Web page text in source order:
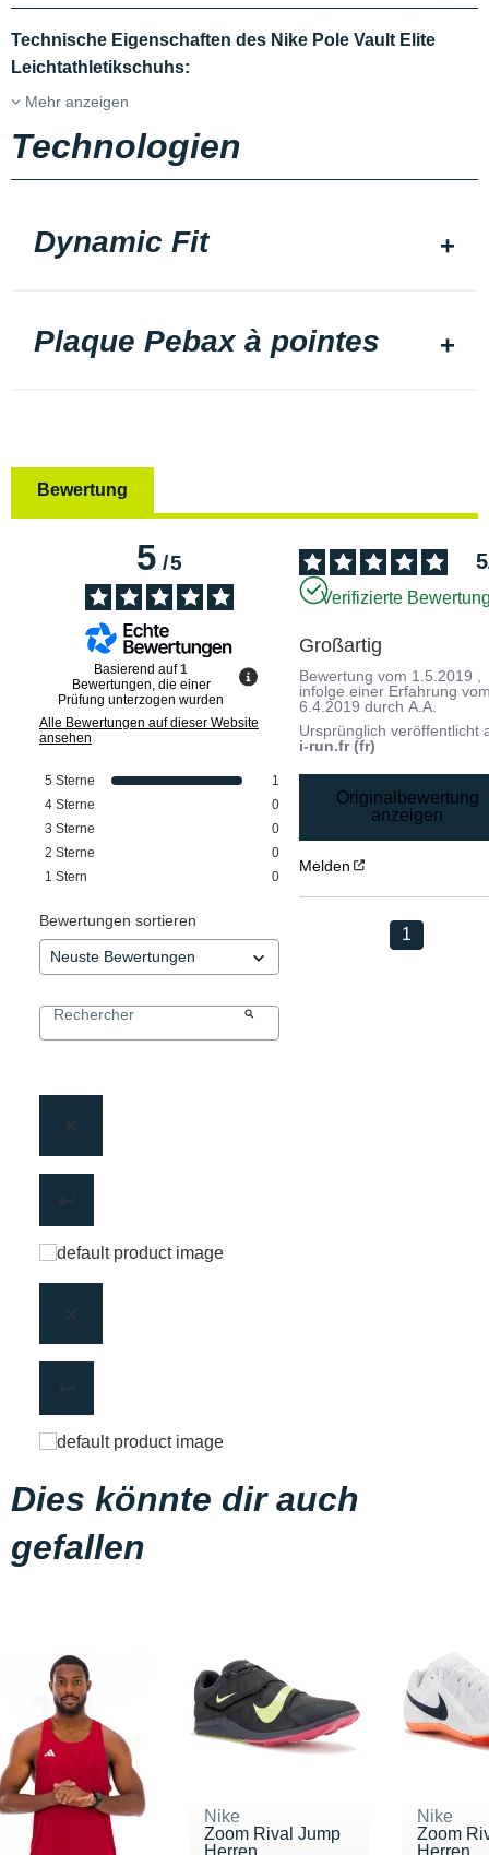
Technische Eigenschaften des Nike Pole Vault Elite
Leichtathletikschuhs:
Mehr anzeigen
Technologien
Dynamic Fit
Plaque Pebax à pointes
Bewertung
5/5
Basierend auf1
Bewertungen, die einer
Prüfung unterzogen wurden
Alle Bewertungen auf dieser Website
ansehen
5 Sterne
1
4 Sterne
0
3 Sterne
0
2 Sterne
0
1 Stern 0
Bewertungen sortieren
5
Verifizierte
Großartig
Bewertung vom 1.5.2019
infolge einer Erfahrung
6.4.2019 durchA.A.
Ursprünglich veröffentlicht
i-run.fr (fr)
Originalbewertung
anzeigen
Melden
1
Dies könnte dir auch
gefallen
Nike
Zoom Rival Jump
Herren
Nike
Zoom
Herren